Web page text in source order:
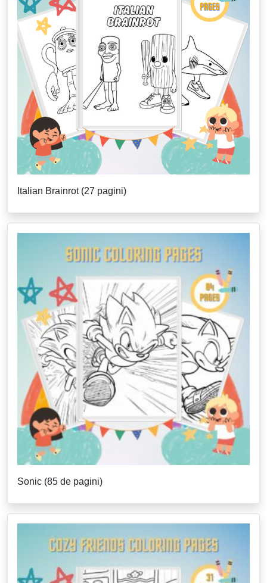
Italian Brainrot (27 pagini)
Sonic (85 de pagini)